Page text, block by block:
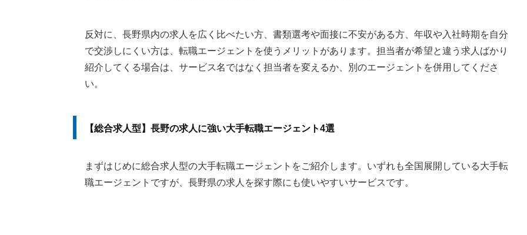
反対に、長野県内の求人を広く比べたい方、書類選考や面接に不安がある方、年収や入社時期を自分
で交渉しにくい方は、転職エージェントを使うメリットがあります。担当者が希望と違う求人ばかり
紹介してくる場合は、サービス名ではなく担当者を変えるか、別のエージェントを併用してくださ
い。
【総合求人型】長野の求人に強い大手転職エージェント4選
まずはじめに総合求人型の大手転職エージェントをご紹介します。いずれも全国展開している大手転
職エージェントですが、長野県の求人を探す際にも使いやすいサービスです。